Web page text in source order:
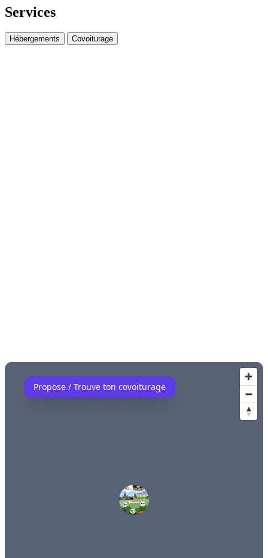
Services
Hébergements Covoiturage